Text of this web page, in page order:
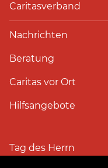
Caritasverband
Nachrichten
Beratung
Caritas vor Ort
Hilfsangebote
Tag des Herrn